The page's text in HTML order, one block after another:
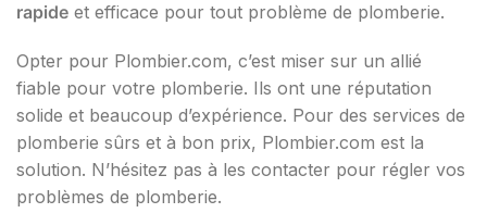
rapide et efficace pour tout problème de plomberie.
Opter pour Plombier.com, c’est miser sur un allié
fiable pour votre plomberie. Ils ont une réputation
solide et beaucoup d’expérience. Pour des services de
plomberie sûrs et à bon prix, Plombier.com est la
solution. N’hésitez pas à les contacter pour régler vos
problèmes de plomberie.